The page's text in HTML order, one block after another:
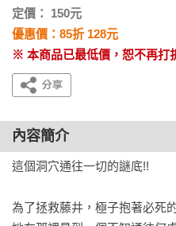
定價： 150元
優惠價：85折 128元
※ 本商品已最低價，恕不再打
內容簡介
這個洞穴通往一切的謎底!!
為了拯救藤井，極子抱著必死